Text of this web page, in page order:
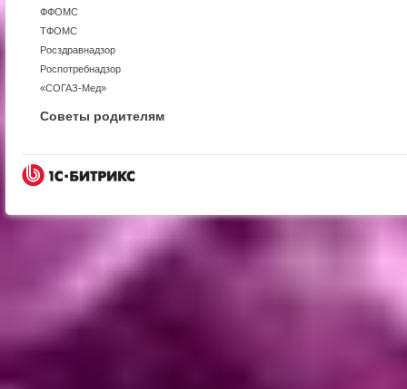
ФФОМС
ТФОМС
Росздравнадзор
Роспотребнадзор
«СОГАЗ-Мед»
Советы родителям